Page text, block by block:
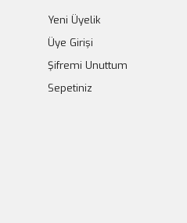
Yeni Üyelik
Üye Girişi
Şifremi Unuttum
Sepetiniz